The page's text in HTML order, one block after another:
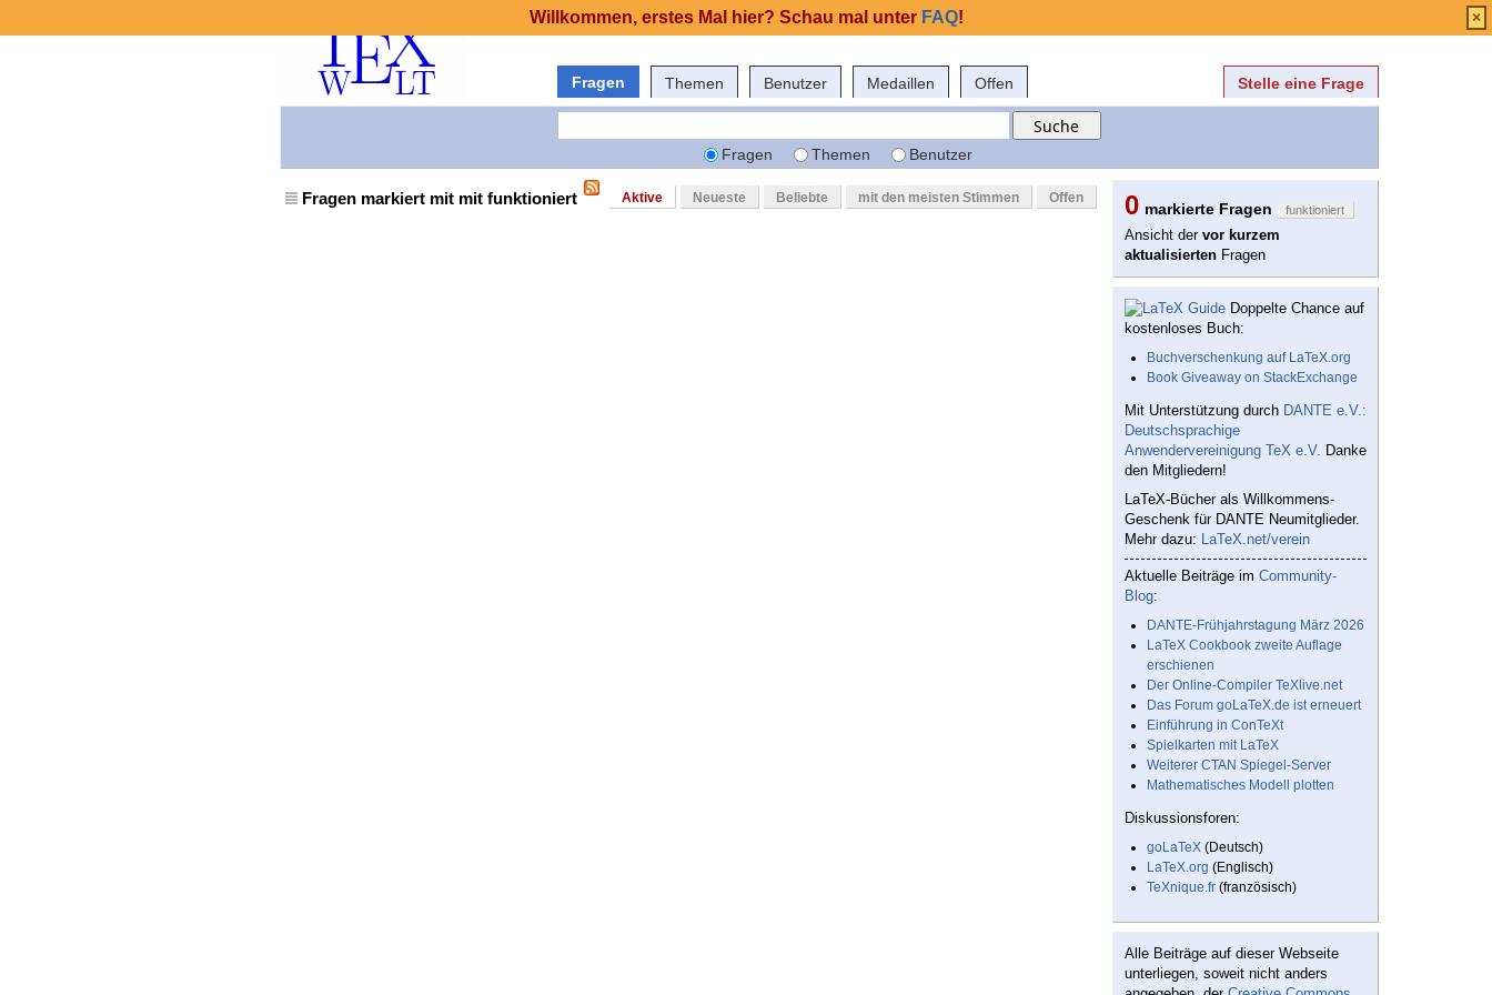
Fragen Themen Benutzer Medaillen Offen Stelle eine Frage
Fragen Themen Benutzer
Fragen markiert mit mit funktioniert Aktive Neueste Beliebte mit den meisten Stimmen Offen 0 markierte Fragen funktioniert
Ansicht der vor kurzem
aktualisierten Fragen
Doppelte Chance auf
kostenloses Buch:
Buchverschenkung auf LaTeX.org
Book Giveaway on StackExchange
Mit Unterstützung durch DANTE e.V.:
Deutschsprachige
Anwendervereinigung TeX e.V. Danke
den Mitgliedern!
LaTeX-Bücher als Willkommens-
Geschenk für DANTE Neumitglieder.
Mehr dazu: LaTeX.net/verein
Aktuelle Beiträge im Community-
Blog:
DANTE-Frühjahrstagung März 2026
LaTeX Cookbook zweite Auflage
erschienen
Der Online-Compiler TeXlive.net
Das Forum goLaTeX.de ist erneuert
Einführung in ConTeXt
Spielkarten mit LaTeX
Weiterer CTAN Spiegel-Server
Mathematisches Modell plotten
Diskussionsforen:
goLaTeX (Deutsch)
LaTeX.org (Englisch)
TeXnique.fr (französisch)
Alle Beiträge auf dieser Webseite
unterliegen, soweit nicht anders
Willkommen, erstes Mal hier? Schau mal unter FAQ! ×